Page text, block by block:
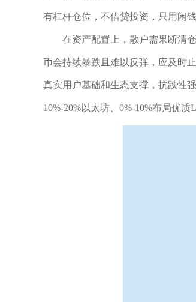
有杠杆仓位，不借贷投资，只用闲
在资产配置上，散户需果断清
币会持续暴跌且难以反弹，应及时
真实用户基础和生态支撑，抗跌性
10%-20%以太坊、0%-10%布局优